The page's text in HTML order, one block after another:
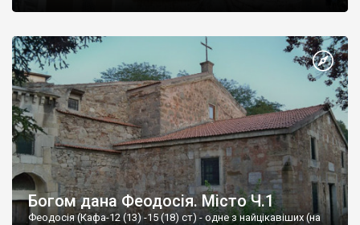
Богом дана Феодосія. Місто Ч.1
Феодосія (Кафа-12 (13) -15 (18) ст) - одне з найцікавіших (на